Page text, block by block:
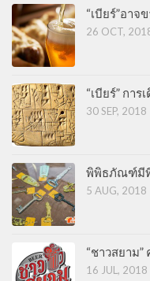
“เบียร์”อา
26 OCT,
“เบียร์” กา
30 SEP, 2018
พิพิธภัณฑ์มีที่
5 AUG, 2018
“ชาวสยาม”
16 JUL, 2018